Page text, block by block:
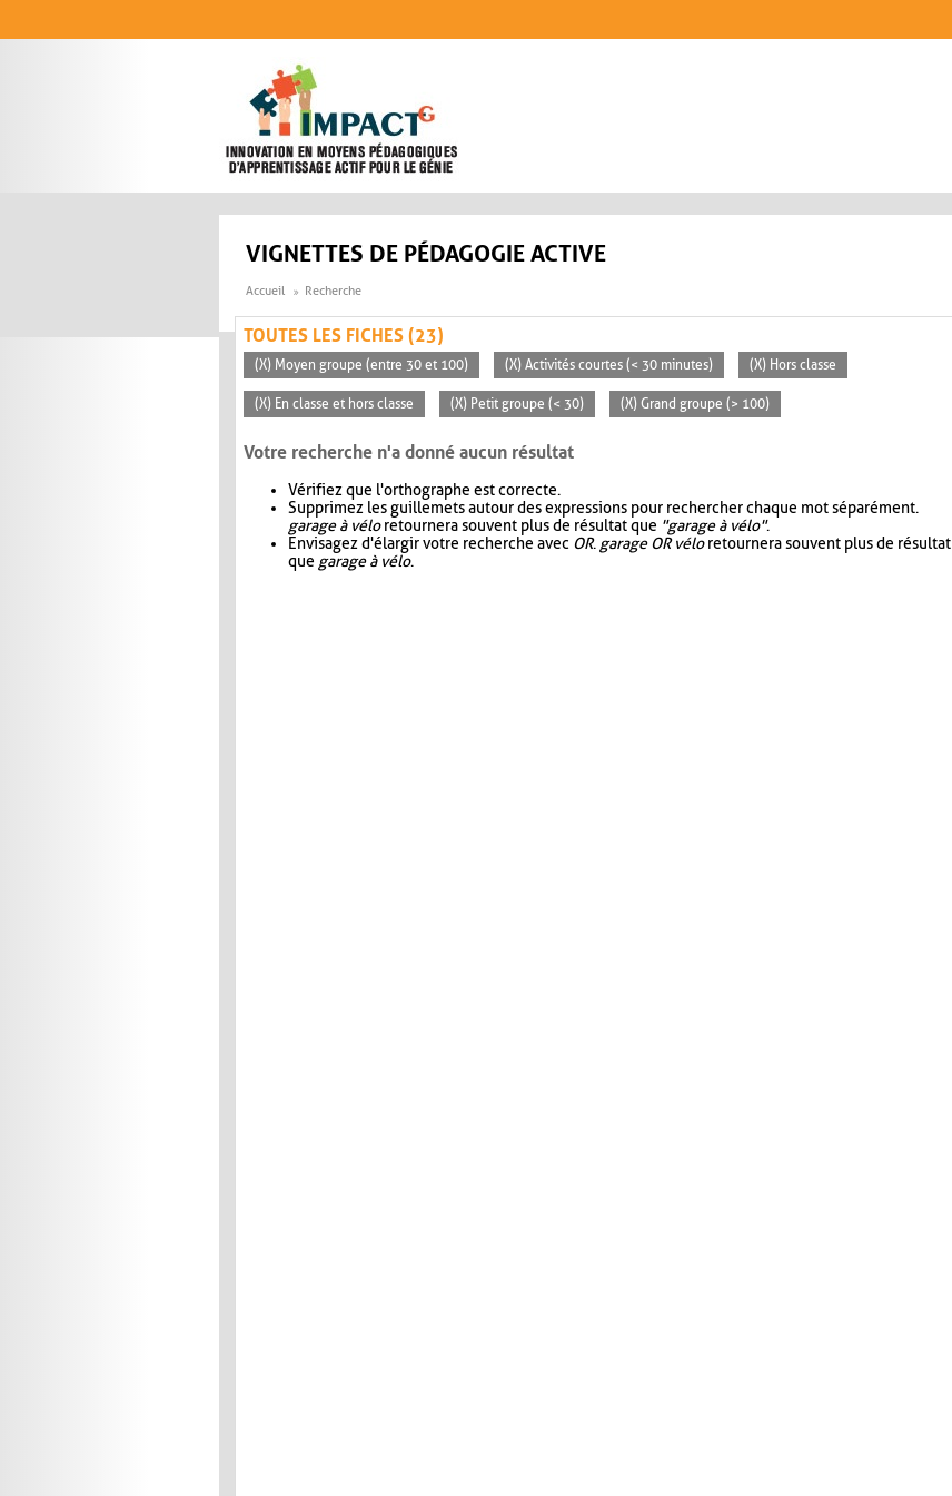
VIGNETTES DE PÉDAGOGIE ACTIVE
Accueil Recherche
TOUTES LES FICHES (23)
(X) Moyen groupe (entre 30 et 100) (X) Activités courtes (< 30 minutes) (X) Hors classe
(X) En classe et hors classe (X) Petit groupe (< 30) (X) Grand groupe (> 100)
Votre recherche n'a donné aucun résultat
Vérifiez que l'orthographe est correcte.
Supprimez les guillemets autour des expressions pour rechercher chaque mot séparément.
garage à véloretournera souvent plus de résultat que "garage à vélo".
Envisagez d'élargir votre recherche avec OR. garage OR véloretournera souvent plus de résultat
que garage à vélo.